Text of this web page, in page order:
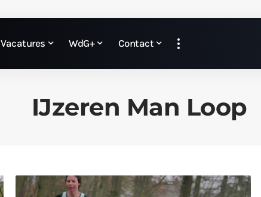
Vacatures WdG+ Contact
IJzeren Man Loop